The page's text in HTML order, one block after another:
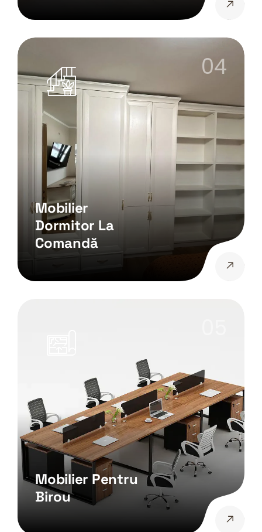
04
Mobilier
Dormitor La
Comandă
Mobilier Pentru
Birou